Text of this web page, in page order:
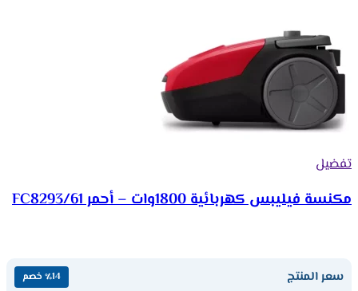
تفضيل
مكنسة فيليبس كهربائية 1800وات – أحمر FC8293/61
سعر المنتج ٪14 خصم